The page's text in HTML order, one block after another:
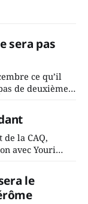
sera pas
ce qu’il
de deuxième
en a
de la ville,
souper
la CAQ,
avec Youri
Y songeait-il
dans 2
lesle